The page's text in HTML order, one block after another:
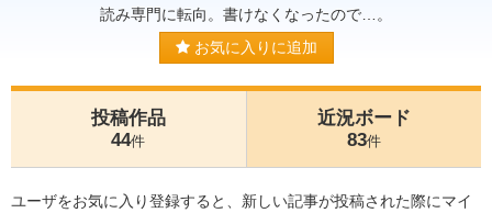
読み専門に転向。書けなくなったので…。
お気に入りに追加
投稿作品
44件
近況ボード
83件
ユーザをお気に入り登録すると、新しい記事が投稿された際にマイ